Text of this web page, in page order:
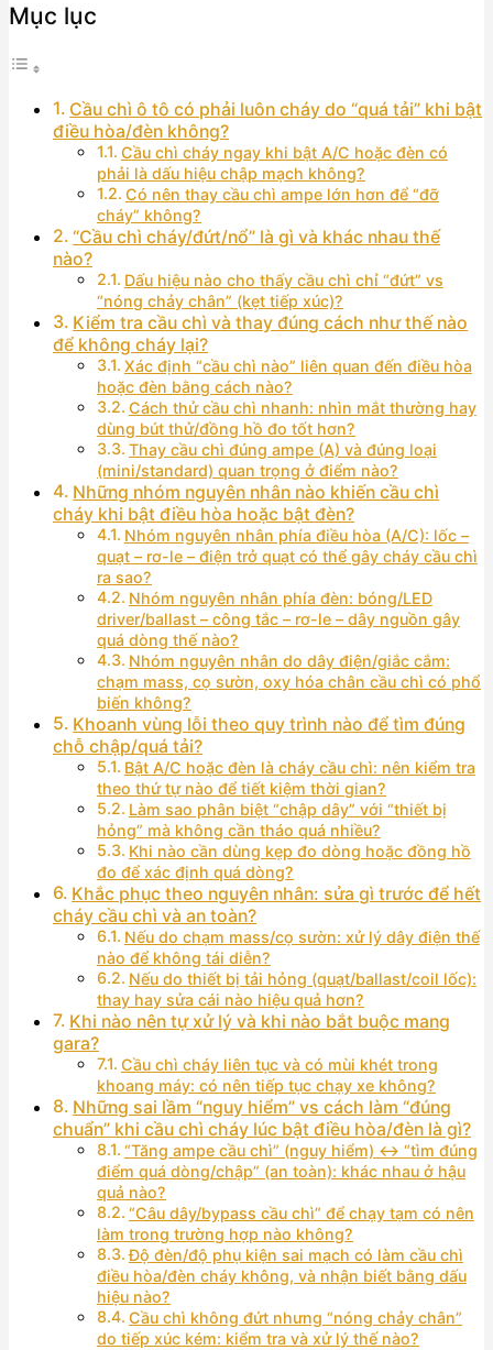
Mục lục
Cầu chì ô tô có phải luôn cháy do “quá tải” khi bật
điều hòa/đèn không?
Cầu chì cháy ngay khi bật A/C hoặc đèn có
phải là dấu hiệu chập mạch không?
Có nên thay cầu chì ampe lớn hơn để “đỡ
cháy” không?
“Cầu chì cháy/đứt/nổ” là gì và khác nhau thế
nào?
Dấu hiệu nào cho thấy cầu chì chỉ “đứt” vs
“nóng chảy chân” (kẹt tiếp xúc)?
Kiểm tra cầu chì và thay đúng cách như thế nào
để không cháy lại?
Xác định “cầu chì nào” liên quan đến điều hòa
hoặc đèn bằng cách nào?
Cách thử cầu chì nhanh: nhìn mắt thường hay
dùng bút thử/đồng hồ đo tốt hơn?
Thay cầu chì đúng ampe (A) và đúng loại
(mini/standard) quan trọng ở điểm nào?
Những nhóm nguyên nhân nào khiến cầu chì
cháy khi bật điều hòa hoặc bật đèn?
Nhóm nguyên nhân phía điều hòa (A/C): lốc –
quạt – rơ-le – điện trở quạt có thể gây cháy cầu chì
ra sao?
Nhóm nguyên nhân phía đèn: bóng/LED
driver/ballast – công tắc – rơ-le – dây nguồn gây
quá dòng thế nào?
Nhóm nguyên nhân do dây điện/giắc cắm:
chạm mass, cọ sườn, oxy hóa chân cầu chì có phổ
biến không?
Khoanh vùng lỗi theo quy trình nào để tìm đúng
chỗ chập/quá tải?
Bật A/C hoặc đèn là cháy cầu chì: nên kiểm tra
theo thứ tự nào để tiết kiệm thời gian?
Làm sao phân biệt “chập dây” với “thiết bị
hỏng” mà không cần tháo quá nhiều?
Khi nào cần dùng kẹp đo dòng hoặc đồng hồ
đo để xác định quá dòng?
Khắc phục theo nguyên nhân: sửa gì trước để hết
cháy cầu chì và an toàn?
Nếu do chạm mass/cọ sườn: xử lý dây điện thế
nào để không tái diễn?
Nếu do thiết bị tải hỏng (quạt/ballast/coil lốc):
thay hay sửa cái nào hiệu quả hơn?
Khi nào nên tự xử lý và khi nào bắt buộc mang
gara?
Cầu chì cháy liên tục và có mùi khét trong
khoang máy: có nên tiếp tục chạy xe không?
Những sai lầm “nguy hiểm” vs cách làm “đúng
chuẩn” khi cầu chì cháy lúc bật điều hòa/đèn là gì?
“Tăng ampe cầu chì” (nguy hiểm) ↔ “tìm đúng
điểm quá dòng/chập” (an toàn): khác nhau ở hậu
quả nào?
“Câu dây/bypass cầu chì” để chạy tạm có nên
làm trong trường hợp nào không?
Độ đèn/độ phụ kiện sai mạch có làm cầu chì
điều hòa/đèn cháy không, và nhận biết bằng dấu
hiệu nào?
Cầu chì không đứt nhưng “nóng chảy chân”
do tiếp xúc kém: kiểm tra và xử lý thế nào?